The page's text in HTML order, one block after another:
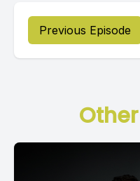
Previous Episode